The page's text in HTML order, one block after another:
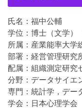
氏名：福中公輔
学位：博士（文学）
所属：産業能率大学
部署：経営管理研究
配属：組織測定研究
分野：データサイエ
専門：統計学，デー
学会：日本心理学会